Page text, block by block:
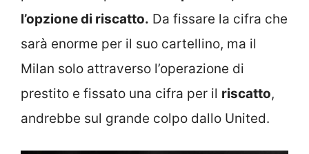
l’opzione di riscatto. Da fissare la cifra che
sarà enorme per il suo cartellino, ma il
Milan solo attraverso l’operazione di
prestito e fissato una cifra per il riscatto,
andrebbe sul grande colpo dallo United.